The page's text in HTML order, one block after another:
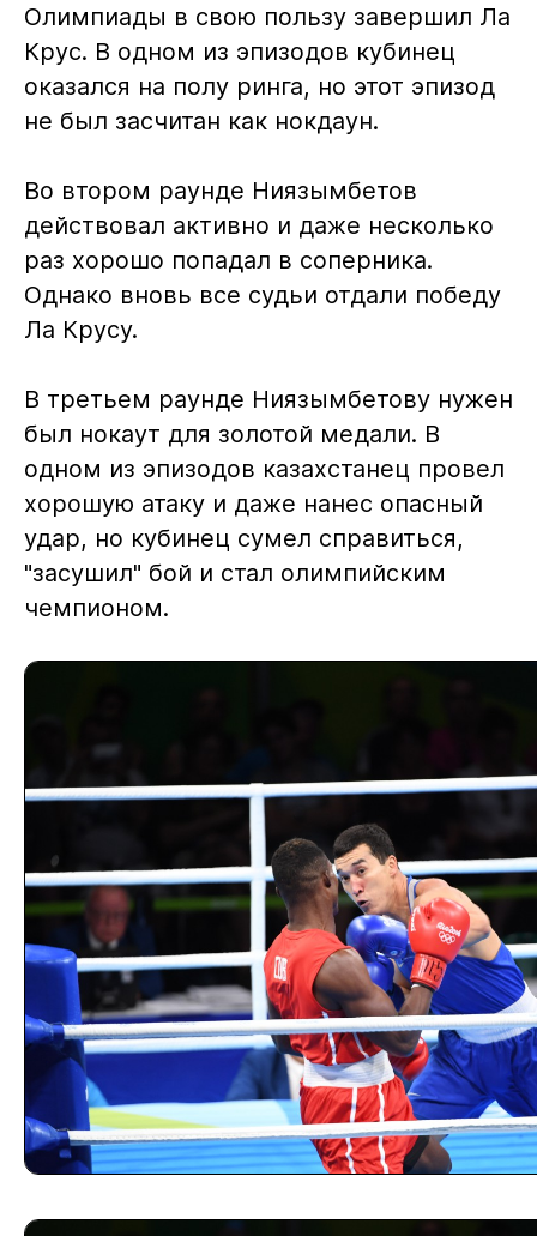
Олимпиады в свою пользу завершил Ла
Крус. В одном из эпизодов кубинец
оказался на полу ринга, но этот эпизод
не был засчитан как нокдаун.
Во втором раунде Ниязымбетов
действовал активно и даже несколько
раз хорошо попадал в соперника.
Однако вновь все судьи отдали победу
Ла Крусу.
В третьем раунде Ниязымбетову нужен
был нокаут для золотой медали. В
одном из эпизодов казахстанец провел
хорошую атаку и даже нанес опасный
удар, но кубинец сумел справиться,
"засушил" бой и стал олимпийским
чемпионом.